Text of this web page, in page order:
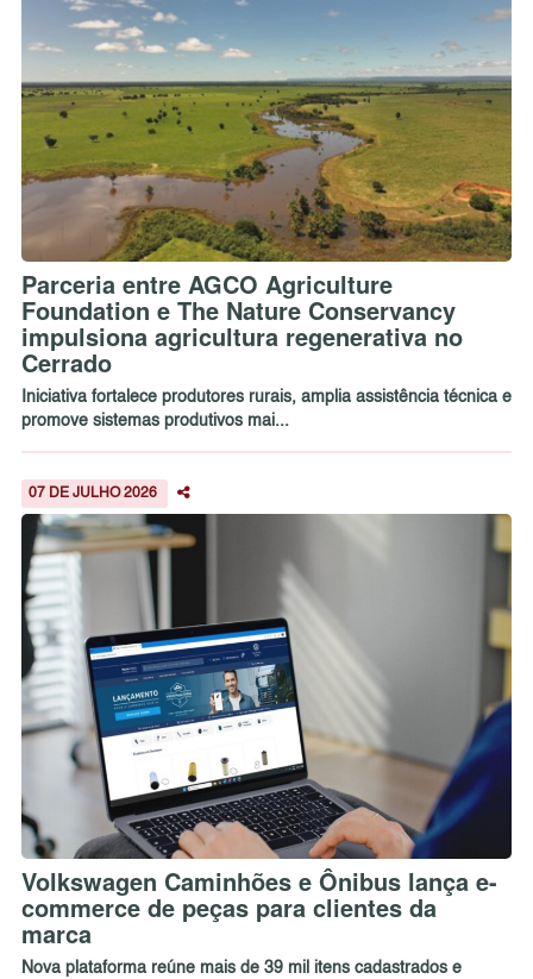
Parceria entre AGCO Agriculture
Foundation e The Nature Conservancy
impulsiona agricultura regenerativa no
Cerrado
Iniciativa fortalece produtores rurais, amplia assistência técnica e
promove sistemas produtivos mai...
07 DE JULHO 2026
Volkswagen Caminhões e Ônibus lança e-
commerce de peças para clientes da
marca
Nova plataforma reúne mais de 39 mil itens cadastrados e